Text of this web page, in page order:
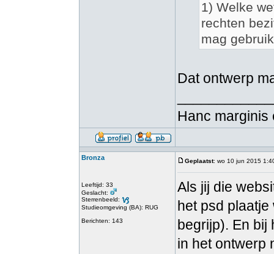
1) Welke
rechten
mag
Dat ontwerp
Hanc marginis
Bronza
Leeftijd: 33
Geslacht:
Sterrenbeeld:
Studieomgeving (BA): RUG
Berichten: 143
Geplaatst: wo 10 jun 2015
Als jij die
het psd
begrijp). En bij
in het ontwerp